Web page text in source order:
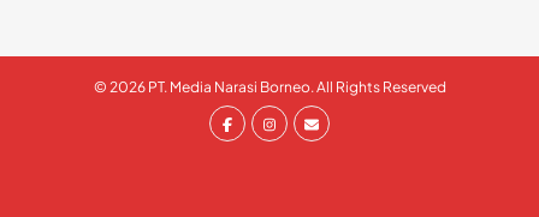
© 2026 PT. Media Narasi Borneo. All Rights Reserved